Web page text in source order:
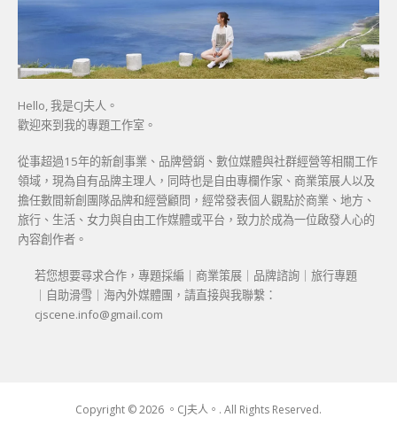
Hello, 我是CJ夫人。
歡迎來到我的專題工作室。
從事超過15年的新創事業、品牌營銷、數位媒體與社群經營等相關工作
領域，現為自有品牌主理人，同時也是自由專欄作家、商業策展人以及
擔任數間新創團隊品牌和經營顧問，經常發表個人觀點於商業、地方、
旅行、生活、女力與自由工作媒體或平台，致力於成為一位啟發人心的
內容創作者。
若您想要尋求合作，專題採編｜商業策展｜品牌諮詢｜旅行專題
｜自助滑雪｜海內外媒體團，請直接與我聯繫：
cjscene.info@gmail.com
Copyright © 2026 。CJ夫人。. All Rights Reserved.